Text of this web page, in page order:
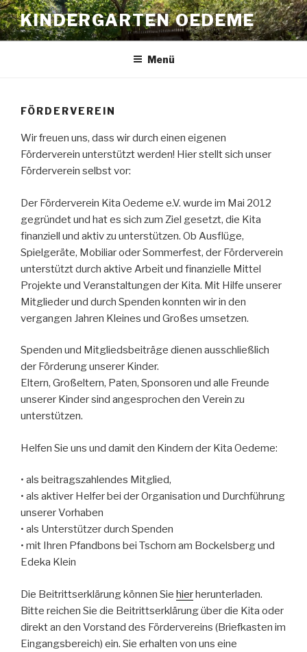
Zum
Inhalt
springen
KINDERGARTEN OEDEME
Menü
FÖRDERVEREIN
Wir freuen uns, dass wir durch einen eigenen
Förderverein unterstützt werden! Hier stellt sich unser
Förderverein selbst vor:
Der Förderverein Kita Oedeme e.V. wurde im Mai 2012
gegründet und hat es sich zum Ziel gesetzt, die Kita
finanziell und aktiv zu unterstützen. Ob Ausflüge,
Spielgeräte, Mobiliar oder Sommerfest, der Förderverein
unterstützt durch aktive Arbeit und finanzielle Mittel
Projekte und Veranstaltungen der Kita. Mit Hilfe unserer
Mitglieder und durch Spenden konnten wir in den
vergangen Jahren Kleines und Großes umsetzen.
Spenden und Mitgliedsbeiträge dienen ausschließlich
der Förderung unserer Kinder.
Eltern, Großeltern, Paten, Sponsoren und alle Freunde
unserer Kinder sind angesprochen den Verein zu
unterstützen.
Helfen Sie uns und damit den Kindern der Kita Oedeme:
• als beitragszahlendes Mitglied,
• als aktiver Helfer bei der Organisation und Durchführung
unserer Vorhaben
• als Unterstützer durch Spenden
• mit Ihren Pfandbons bei Tschorn am Bockelsberg und
Edeka Klein
Die Beitrittserklärung können Sie hierherunterladen.
Bitte reichen Sie die Beitrittserklärung über die Kita oder
direkt an den Vorstand des Fördervereins (Briefkasten im
Eingangsbereich) ein. Sie erhalten von uns eine